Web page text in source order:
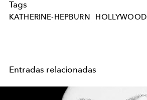
Tags
KATHERINE-HEPBURN HOLLYWOOD
Entradas relacionadas